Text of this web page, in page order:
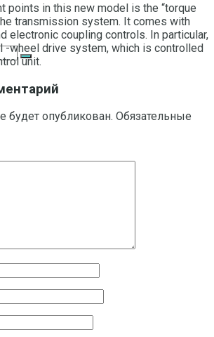
points in this new model is the “torque
transmission system. It comes with
electronic coupling controls. In particular,
-wheel drive system, which is controlled
unit.
будет опубликован. Обязательные